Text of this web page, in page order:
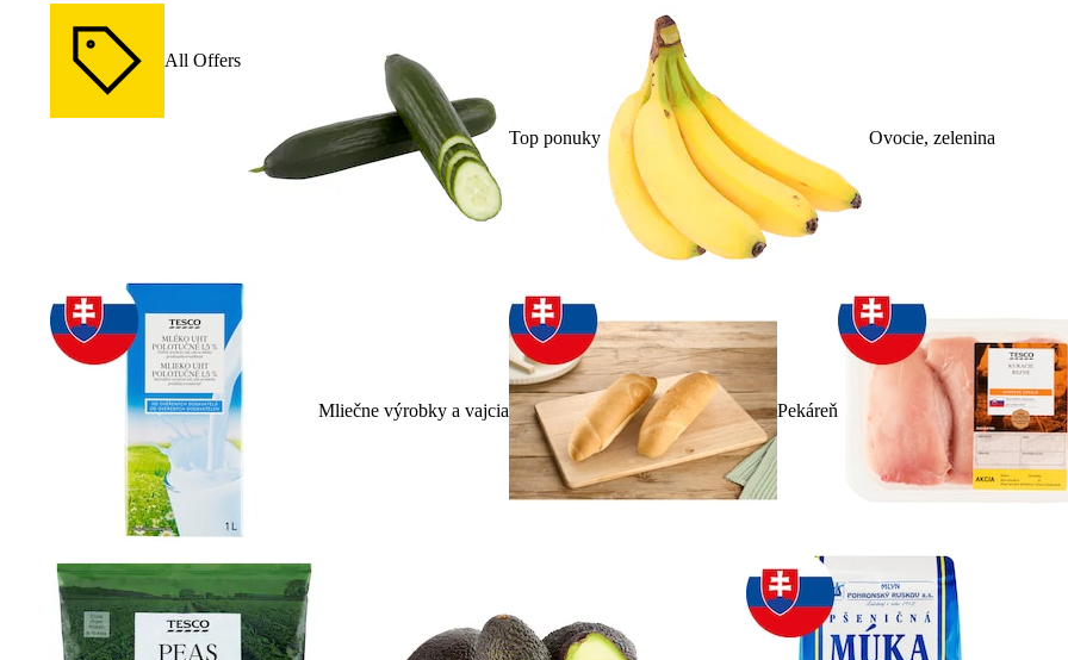
All Offers
Top ponuky Ovocie, zelenina
Mliečne výrobky a vajcia Pekáreň